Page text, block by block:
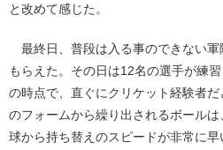
と改めて感じた。
最終日、普段は入る事のできない軍
もらえた。その日は12名の選手が練
の時点で、直ぐにクリケット経験者
のフォームから繰り出されるボール
球から持ち替えのスピードが非常に